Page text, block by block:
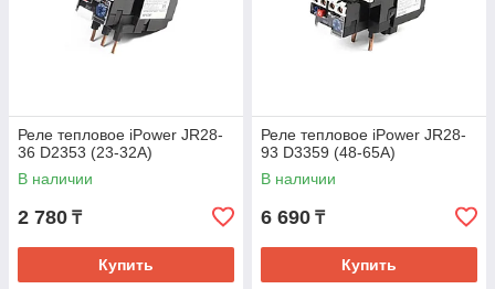
Реле тепловое iPower JR28-
36 D2353 (23-32А)
В наличии
2 780 ₸
Купить
Реле тепловое iPower JR28-
93 D3359 (48-65А)
В наличии
6 690 ₸
Купить